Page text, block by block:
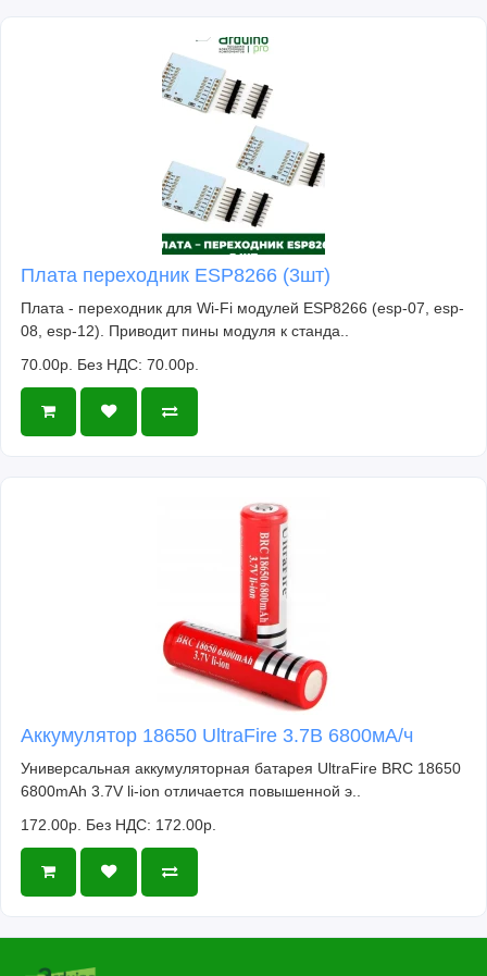
Плата переходник ESP8266 (3шт)
Плата - переходник для Wi-Fi модулей ESP8266 (esp-07, esp-
08, esp-12). Приводит пины модуля к станда..
70.00р. Без НДС: 70.00р.
Аккумулятор 18650 UltraFire 3.7В 6800мА/ч
Универсальная аккумуляторная батарея UltraFire BRC 18650
6800mAh 3.7V li-ion отличается повышенной э..
172.00р. Без НДС: 172.00р.